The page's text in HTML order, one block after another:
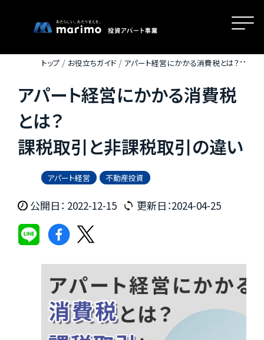
ホーム
MOVEが選ばれる理由
実績紹介
トップ お役立ちガイド
アパート経営にかかる消費税とは？ 課
アパート経営にかかる消費税
とは？
課税取引と非課税取引の違い
アパート経営 不動産投資
公開日： 2022-12-15 更新日：2024-04-25